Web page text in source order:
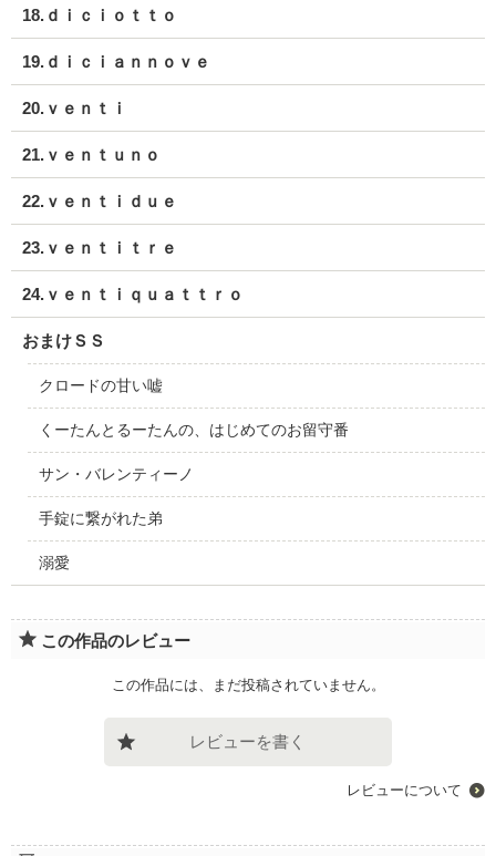
18.ｄｉｃｉｏｔｔｏ
19.ｄｉｃｉａｎｎｏｖｅ
20.ｖｅｎｔｉ
21.ｖｅｎｔｕｎｏ
22.ｖｅｎｔｉｄｕｅ
23.ｖｅｎｔｉｔｒｅ
24.ｖｅｎｔｉｑｕａｔｔｒｏ
おまけＳＳ
クロードの甘い嘘
くーたんとるーたんの、はじめてのお留守番
サン・バレンティーノ
手錠に繋がれた弟
溺愛
この作品のレビュー
この作品には、まだ投稿されていません。
レビューを書く
レビューについて